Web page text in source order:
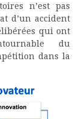
n’est pas
d’un accident
qui ont
du
dans la